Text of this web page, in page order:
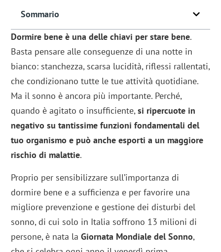
Sommario
Dormire bene è una delle chiavi per stare bene.
Basta pensare alle conseguenze di una notte in
bianco: stanchezza, scarsa lucidità, riflessi rallentati,
che condizionano tutte le tue attività quotidiane.
Ma il sonno è ancora più importante. Perché,
quando è agitato o insufficiente,si ripercuote in
negativo su tantissime funzioni fondamentali del
tuo organismo e può anche esporti a un maggiore
rischio di malattie.
Proprio per sensibilizzare sull’importanza di
dormire bene e a sufficienza e per favorire una
migliore prevenzione e gestione dei disturbi del
sonno, di cui solo in Italia soffrono 13 milioni di
persone, è nata laGiornata Mondiale del Sonno,